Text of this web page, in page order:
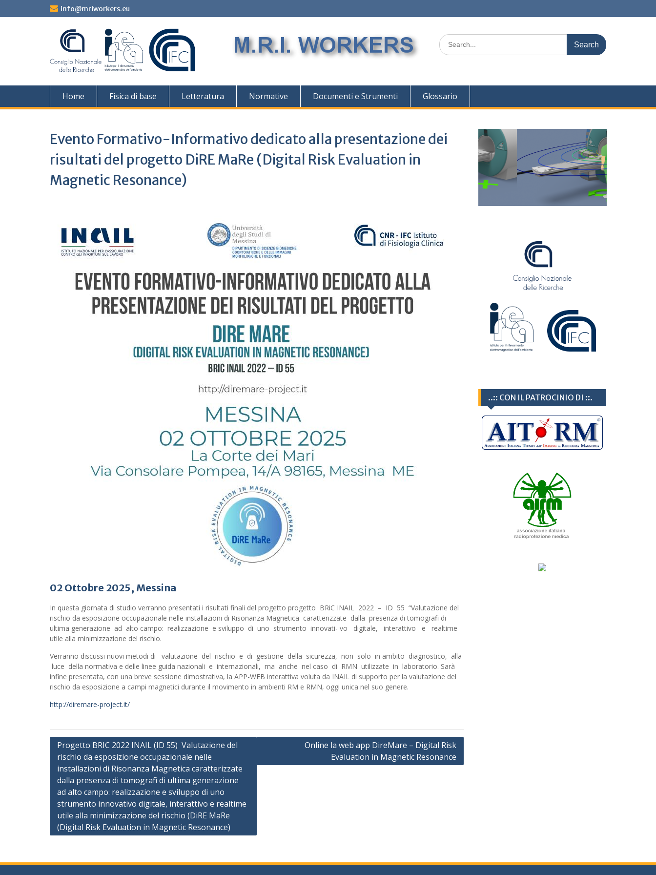
to
info@mriworkers.eu
Search
for:
Home Fisica di base Letteratura Normative Documenti e Strumenti Glossario
Evento Formativo-Informativo dedicato alla presentazione dei
risultati del progetto DiRE MaRe (Digital Risk Evaluation in
Magnetic Resonance)
02 Ottobre 2025, Messina
In questa giornata di studio verranno presentati i risultati finali del progetto progetto BRiC INAIL 2022 – ID 55 “Valutazione del
rischio da esposizione occupazionale nelle installazioni di Risonanza Magnetica caratterizzate dalla presenza di tomografi di
ultima generazione ad alto campo: realizzazione e sviluppo di uno strumento innovati- vo digitale, interattivo e realtime
utile alla minimizzazione del rischio.
Verranno discussi nuovi metodi di valutazione del rischio e di gestione della sicurezza, non solo in ambito diagnostico, alla
luce della normativa e delle linee guida nazionali e internazionali, ma anche nel caso di RMN utilizzate in laboratorio. Sarà
infine presentata, con una breve sessione dimostrativa, la APP-WEB interattiva voluta da INAIL di supporto per la valutazione del
rischio da esposizione a campi magnetici durante il movimento in ambienti RM e RMN, oggi unica nel suo genere.
http://diremare-project.it/
Navigazione
articoli
Progetto BRIC 2022 INAIL (ID 55) Valutazione del
rischio da esposizione occupazionale nelle
installazioni di Risonanza Magnetica caratterizzate
dalla presenza di tomografi di ultima generazione
ad alto campo: realizzazione e sviluppo di uno
strumento innovativo digitale, interattivo e realtime
utile alla minimizzazione del rischio (DiRE MaRe
(Digital Risk Evaluation in Magnetic Resonance)
Online la web app DireMare – Digital Risk
Evaluation in Magnetic Resonance
..:: CON IL PATROCINIO DI ::.